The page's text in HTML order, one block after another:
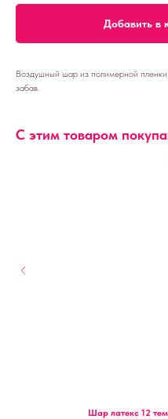
Добавить в
Воздушный шар из полимерной
забав.
С этим товаром
Шар латекс 12